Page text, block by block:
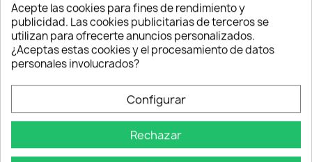
Tornillo Rosca Madera, Cabeza Plana
Pozidrive.
Acepte las cookies para fines de rendimiento y
publicidad. Las cookies publicitarias de terceros se
utilizan para ofrecerte anuncios personalizados.
¿Aceptas estas cookies y el procesamiento de datos
personales involucrados?
Configurar
Rechazar